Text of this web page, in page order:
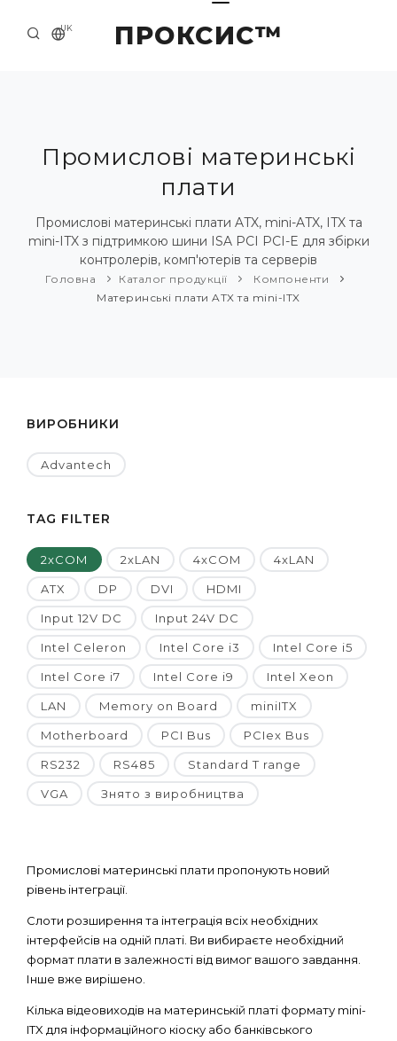
ПРОКСИС™
UK
ПРО НАС
ПРИКЛАДИ ТА РІШЕННЯ
КАТАЛОГ ПРОДУКЦІЇ
НОВИНИ
Промислові материнські
плати
Промислові материнські плати ATX, mini-ATX, ITX та
mini-ITX з підтримкою шини ISA PCI PCI-E для збірки
контролерів, комп'ютерів та серверів
Головна Каталог продукції
Компоненти
Материнські плати ATX та mini-ITX
ВИРОБНИКИ
Advantech
TAG FILTER
2xCOM 2xLAN 4xCOM 4xLAN
ATX DP DVI HDMI
Input 12V DC Input 24V DC
Intel Celeron Intel Core i3 Intel Core i5
Intel Core i7 Intel Core i9 Intel Xeon
LAN Memory on Board miniITX
Motherboard PCI Bus PCIex Bus
RS232 RS485 Standard T range
VGA Знято з виробництва
Промислові материнські плати пропонують новий
рівень інтеграції.
Слоти розширення та інтеграція всіх необхідних
інтерфейсів на одній платі. Ви вибираєте необхідний
формат плати в залежності від вимог вашого завдання.
Інше вже вирішено.
Кілька відеовиходів на материнській платі формату mini-
ITX для інформаційного кіоску або банківського